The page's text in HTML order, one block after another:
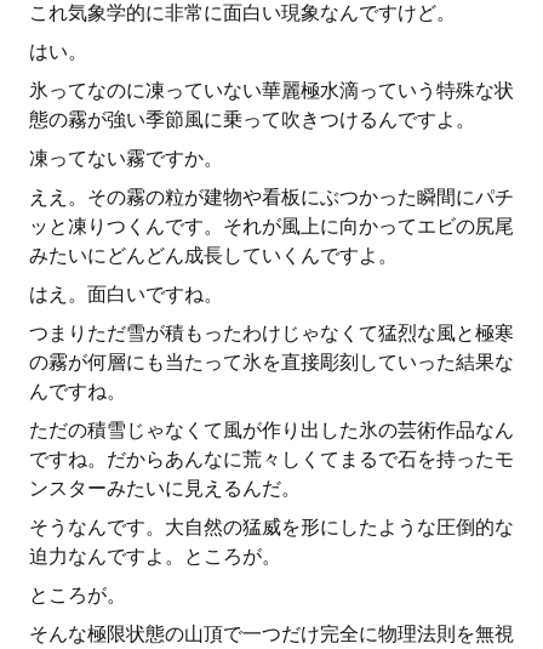
これ気象学的に非常に面白い現象なんですけど。
はい。
氷ってなのに凍っていない華麗極水滴っていう特殊な状
態の霧が強い季節風に乗って吹きつけるんですよ。
凍ってない霧ですか。
ええ。その霧の粒が建物や看板にぶつかった瞬間にパチ
ッと凍りつくんです。それが風上に向かってエビの尻尾
みたいにどんどん成長していくんですよ。
はえ。面白いですね。
つまりただ雪が積もったわけじゃなくて猛烈な風と極寒
の霧が何層にも当たって氷を直接彫刻していった結果な
んですね。
ただの積雪じゃなくて風が作り出した氷の芸術作品なん
ですね。だからあんなに荒々しくてまるで石を持ったモ
ンスターみたいに見えるんだ。
そうなんです。大自然の猛威を形にしたような圧倒的な
迫力なんですよ。ところが。
ところが。
そんな極限状態の山頂で一つだけ完全に物理法則を無視